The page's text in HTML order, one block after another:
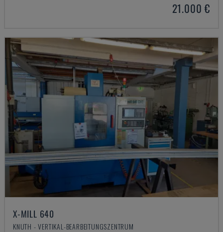
21.000 €
X-MILL 640
KNUTH - VERTIKAL-BEARBEITUNGSZENTRUM